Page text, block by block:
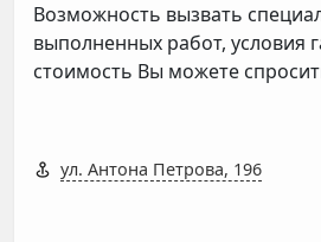
Возможность вызвать
выполненных работ, условия
стоимость Вы можете
ул. Антона Петрова, 196